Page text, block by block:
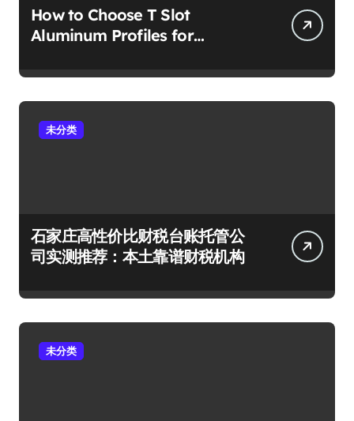
How to Choose T Slot
Aluminum Profiles for
Projects
未分类
石家庄高性价比财税台账托管公
司实测推荐：本土靠谱财税机构
未分类